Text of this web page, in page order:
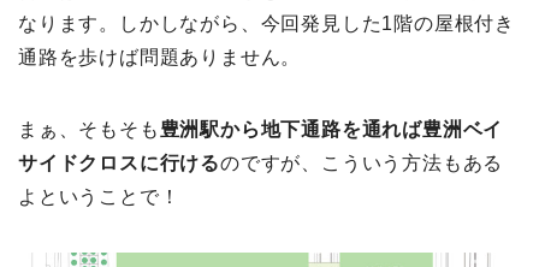
なります。しかしながら、今回発見した1階の屋根付き
通路を歩けば問題ありません。
まぁ、そもそも 豊洲駅から地下通路を通れば豊洲ベイ
サイドクロスに行けるのですが、こういう方法もある
よということで！